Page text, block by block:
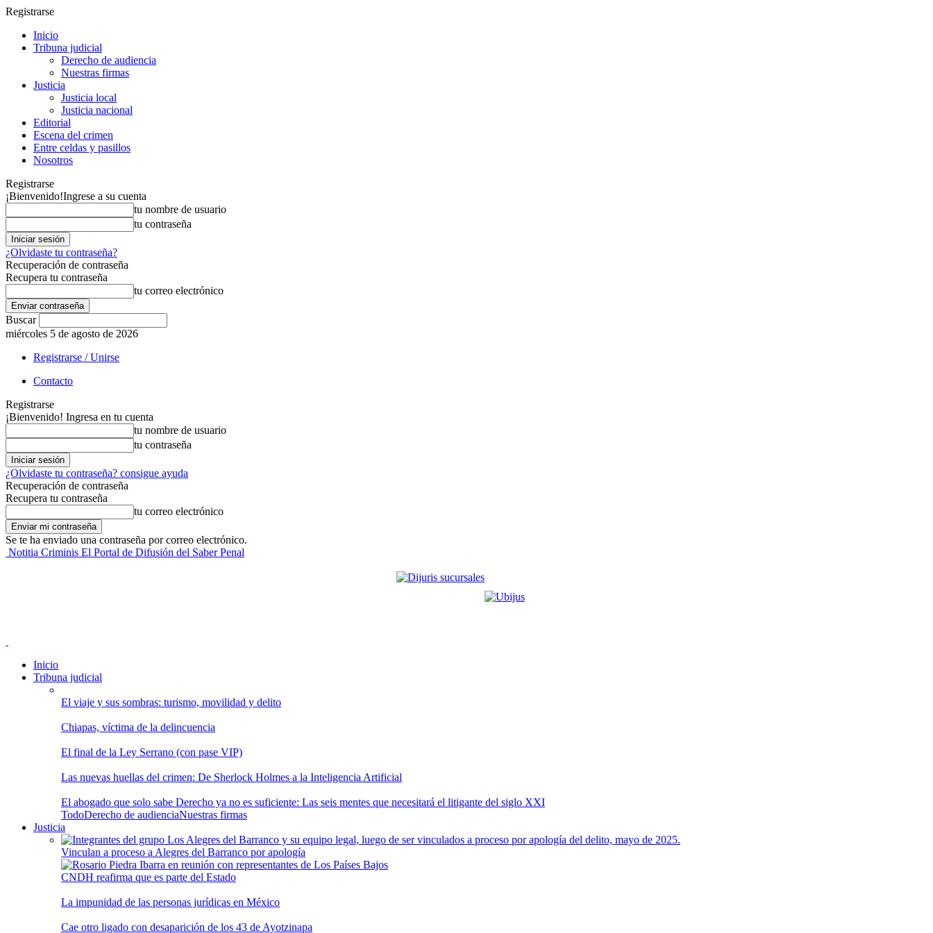
Registrarse
Inicio
Tribuna judicial
Derecho de audiencia
Nuestras firmas
Justicia
Justicia local
Justicia nacional
Editorial
Escena del crimen
Entre celdas y pasillos
Nosotros
Registrarse
¡Bienvenido!Ingrese a su cuenta
tu nombre de usuario
tu contraseña
¿Olvidaste tu contraseña?
Recuperación de contraseña
Recupera tu contraseña
tu correo electrónico
Buscar
miércoles 5 de agosto de 2026
Registrarse / Unirse
Contacto
Registrarse
¡Bienvenido! Ingresa en tu cuenta
tu nombre de usuario
tu contraseña
¿Olvidaste tu contraseña? consigue ayuda
Recuperación de contraseña
Recupera tu contraseña
tu correo electrónico
Se te ha enviado una contraseña por correo electrónico.
Notitia Criminis El Portal de Difusión del Saber Penal
Inicio
Tribuna judicial
El viaje y sus sombras: turismo, movilidad y delito
Chiapas, víctima de la delincuencia
El final de la Ley Serrano (con pase VIP)
Las nuevas huellas del crimen: De Sherlock Holmes a la Inteligencia Artificial
El abogado que solo sabe Derecho ya no es suficiente: Las seis mentes que necesitará el litigante del siglo XXI
TodoDerecho de audienciaNuestras firmas
Justicia
Vinculan a proceso a Alegres del Barranco por apología
CNDH reafirma que es parte del Estado
La impunidad de las personas jurídicas en México
Cae otro ligado con desaparición de los 43 de Ayotzinapa